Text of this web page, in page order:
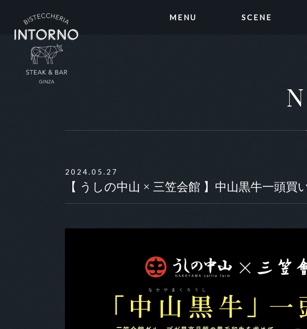
MENU SCENE
2024.05.27
【 うしの中山 × 三笠会館 】中山黒牛一頭買